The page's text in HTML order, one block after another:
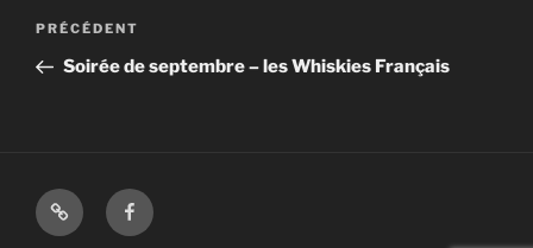
Navigation
l’article
Article
précédent
PRÉCÉDENT
Soirée de septembre – les Whiskies Français
Shop Facebook